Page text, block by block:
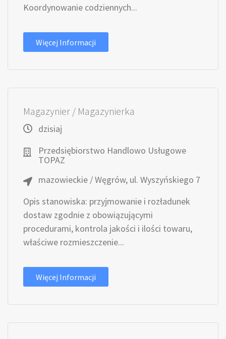
Koordynowanie codziennych...
Więcej Informacji
Magazynier / Magazynierka
dzisiaj
Przedsiębiorstwo Handlowo Usługowe
TOPAZ
mazowieckie / Węgrów, ul. Wyszyńskiego 7
Opis stanowiska: przyjmowanie i rozładunek
dostaw zgodnie z obowiązującymi
procedurami, kontrola jakości i ilości towaru,
właściwe rozmieszczenie...
Więcej Informacji